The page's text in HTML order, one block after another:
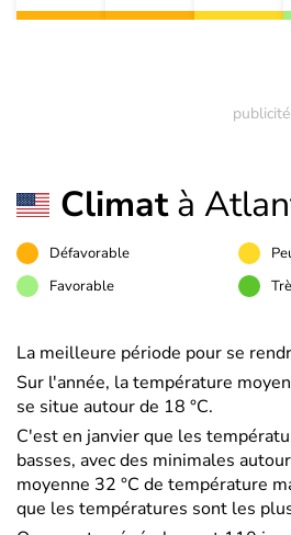
Climatà
Défavorable
Favorable
La meilleure période pour se
Sur l'année, la température
se situe autour de 18 °C.
C'est en janvier que les
basses, avec des minimales
moyenne 32 °C de température
que les températures sont les